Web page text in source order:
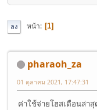
ลง หน้า 1
pharaoh_za
01 ตุลาคม 2021, 17:47:31
ค่าใช้จ่ายโฮสเดือนล่าสุ